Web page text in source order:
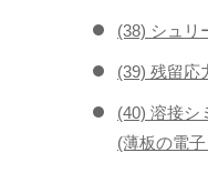
(38) シュリ
(39) 残留応
(40) 溶接シ
(薄板の電